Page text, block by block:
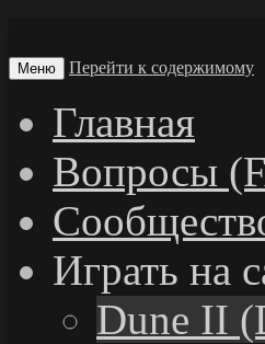
Меню Перейти к содержимому
Главная
Вопросы
Играть на
Dune II